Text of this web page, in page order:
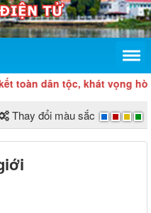
dân tộc, khát vọng hòa
Thay đổi màu sắc